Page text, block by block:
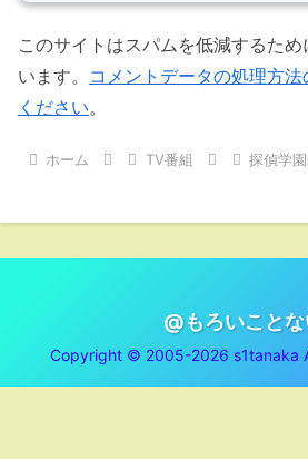
このサイトはスパムを低減するた
います。 コメントデータの処理方
ください。
ホーム TV番組 探偵学
@もろいこと
Copyright © 2005-2026 s1tanaka